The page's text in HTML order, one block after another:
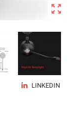

LINKEDIN